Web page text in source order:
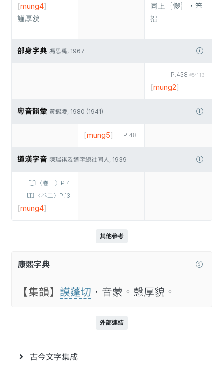
[mung4]
謹厚貌
同上｛懜｝，笨
拙
部身字典 馮思禹, 1967
P.438 #54113
[mung2]
粵音韻彙 黃錫凌, 1980 (1941)
P.48
[mung5]
道漢字音 陳瑞祺及道字總社同人, 1939
〈卷一〉P.4
〈卷二〉P.13
[mung4]
其他參考
康熙字典
【集韻】 謨蓬切 ，音蒙。愨厚貌。
外部連結
古今文字集成